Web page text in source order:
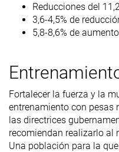
Reducciones del
3,6-4,5% de
5,8-8,6% de
Fortalecer la fuerza y la
entrenamiento con pesas
las directrices
recomiendan realizarlo al
Una población para la